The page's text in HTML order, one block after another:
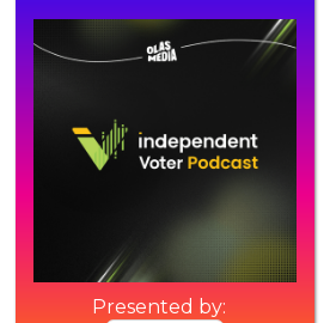
Presented by: